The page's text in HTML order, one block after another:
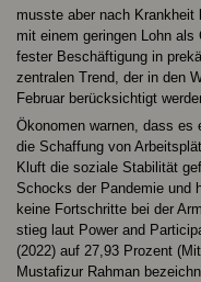
musste aber nach
mit einem geringen Lohn
fester Beschäftigung in
zentralen Trend, der in den
Februar berücksichtigt
Ökonomen warnen, dass es
die Schaffung von
Kluft die soziale Stabilität
Schocks der Pandemie und
keine Fortschritte bei der
stieg laut Power and
(2022) auf 27,93 Prozent
Mustafizur Rahman